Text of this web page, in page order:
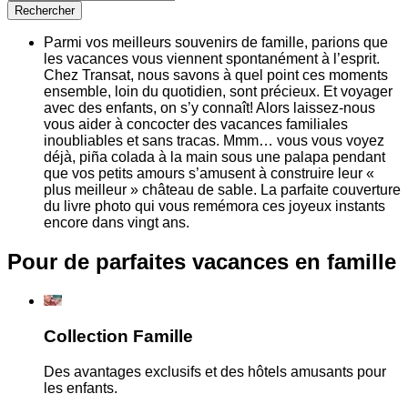
Rechercher
Parmi vos meilleurs souvenirs de famille, parions que
les vacances vous viennent spontanément à l’esprit.
Chez Transat, nous savons à quel point ces moments
ensemble, loin du quotidien, sont précieux. Et voyager
avec des enfants, on s’y connaît! Alors laissez-nous
vous aider à concocter des vacances familiales
inoubliables et sans tracas. Mmm… vous vous voyez
déjà, piña colada à la main sous une palapa pendant
que vos petits amours s’amusent à construire leur «
plus meilleur » château de sable. La parfaite couverture
du livre photo qui vous remémora ces joyeux instants
encore dans vingt ans.
Pour de parfaites vacances en famille
Collection Famille
Des avantages exclusifs et des hôtels amusants pour
les enfants.